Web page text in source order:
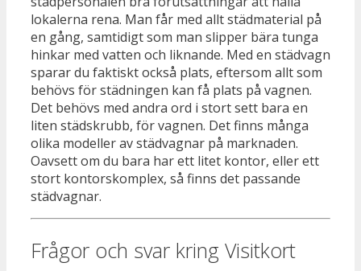
lokalerna rena. Man får med allt städmaterial på
en gång, samtidigt som man slipper bära tunga
hinkar med vatten och liknande. Med en städvagn
sparar du faktiskt också plats, eftersom allt som
behövs för städningen kan få plats på vagnen.
Det behövs med andra ord i stort sett bara en
liten städskrubb, för vagnen. Det finns många
olika modeller av städvagnar på marknaden.
Oavsett om du bara har ett litet kontor, eller ett
stort kontorskomplex, så finns det passande
städvagnar.
Frågor och svar kring Visitkort